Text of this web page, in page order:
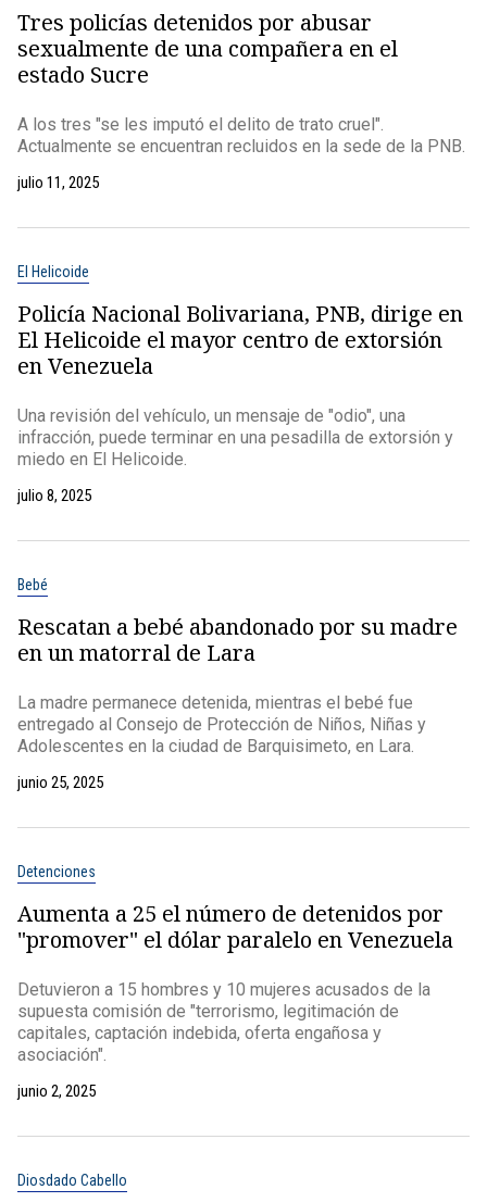
Tres policías detenidos por abusar
sexualmente de una compañera en el
estado Sucre
A los tres "se les imputó el delito de trato cruel".
Actualmente se encuentran recluidos en la sede de la PNB.
julio 11, 2025
El Helicoide
Policía Nacional Bolivariana, PNB, dirige en
El Helicoide el mayor centro de extorsión
en Venezuela
Una revisión del vehículo, un mensaje de "odio", una
infracción, puede terminar en una pesadilla de extorsión y
miedo en El Helicoide.
julio 8, 2025
Bebé
Rescatan a bebé abandonado por su madre
en un matorral de Lara
La madre permanece detenida, mientras el bebé fue
entregado al Consejo de Protección de Niños, Niñas y
Adolescentes en la ciudad de Barquisimeto, en Lara.
junio 25, 2025
Detenciones
Aumenta a 25 el número de detenidos por
"promover" el dólar paralelo en Venezuela
Detuvieron a 15 hombres y 10 mujeres acusados de la
supuesta comisión de "terrorismo, legitimación de
capitales, captación indebida, oferta engañosa y
asociación".
junio 2, 2025
Diosdado Cabello